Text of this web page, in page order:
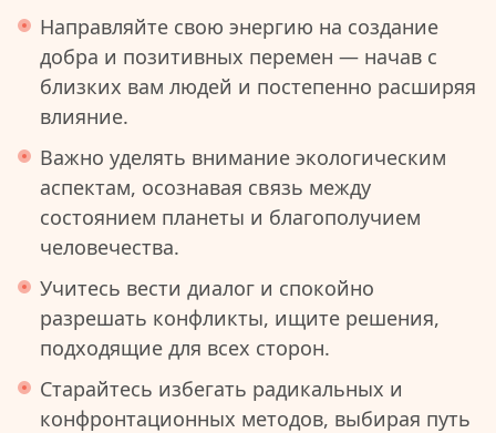
Направляйте свою энергию на создание
добра и позитивных перемен — начав с
близких вам людей и постепенно расширяя
влияние.
Важно уделять внимание экологическим
аспектам, осознавая связь между
состоянием планеты и благополучием
человечества.
Учитесь вести диалог и спокойно
разрешать конфликты, ищите решения,
подходящие для всех сторон.
Старайтесь избегать радикальных и
конфронтационных методов, выбирая путь